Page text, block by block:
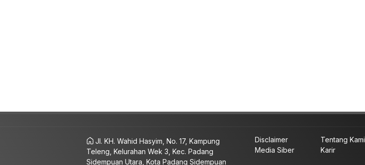
Jl. KH. Wahid Hasyim, No. 17, Kampung
Teleng, Kelurahan Wek 3, Kec. Padang
Sidempuan Utara, Kota Padang Sidempuan
Disclaimer Tentang Kami
Media Siber
Karir